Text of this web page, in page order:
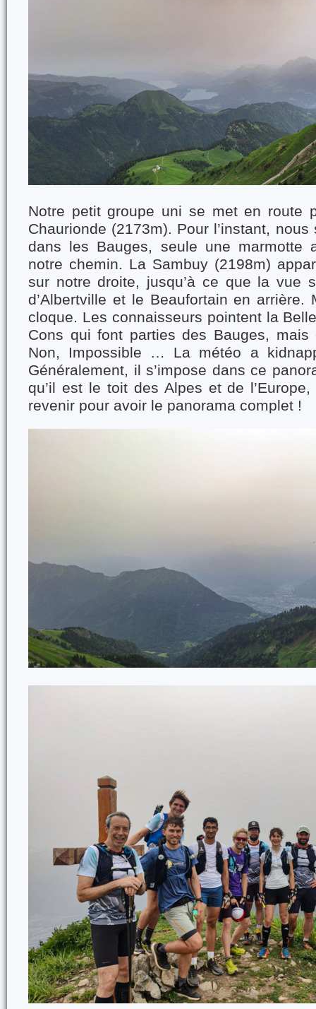
Notre petit groupe uni se met en route
Chaurionde (2173m). Pour l’instant,
dans les Bauges, seule une marmotte
notre chemin. La Sambuy (2198m)
sur notre droite, jusqu’à ce que la vue
d’Albertville et le Beaufortain en arrière.
cloque. Les connaisseurs pointent la
Cons qui font parties des Bauges,
Non, Impossible … La météo a
Généralement, il s’impose dans ce
qu’il est le toit des Alpes et de
revenir pour avoir le panorama complet !